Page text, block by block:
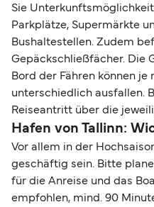
Sie
Parkplätze, Supermärkte
Bushaltestellen. Zudem
Gepäckschließfächer. Die
Bord der Fähren können je
unterschiedlich ausfallen.
Reiseantritt über die
Hafen von Tallinn:
Vor allem in der
geschäftig sein. Bitte
für die Anreise und das
empfohlen, mind. 90